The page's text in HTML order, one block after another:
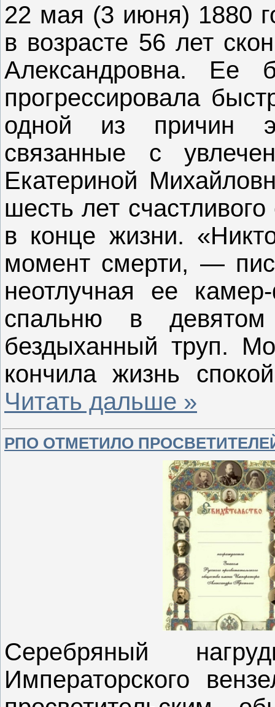
22 мая (3 июня) 1880
в возрасте 56 лет
Александровна. Ее
прогрессировала
одной из причин
связанные с
Екатериной
шесть лет
в конце жизни.
момент смерти, —
неотлучная ее
спальню в
бездыханный труп.
кончила жизнь
Читать дальше »
РПО ОТМЕТИЛО
Серебряный
Императорского